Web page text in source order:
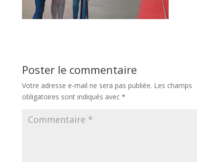
Poster le commentaire
Votre adresse e-mail ne sera pas publiée. Les champs
obligatoires sont indiqués avec *